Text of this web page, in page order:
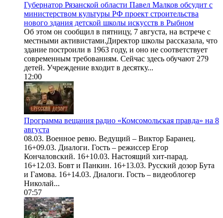
Губернатор Рязанской области Павел Малков обсудит с
министерством культуры РФ проект строительства
нового здания детской школы искусств в Рыбном
Об этом он сообщил в пятницу, 7 августа, на встрече с
местными активистами.Директор школы рассказала, что
здание построили в 1963 году, и оно не соответствует
современным требованиям. Сейчас здесь обучают 279
детей. Учреждение входит в десятку...
12:00
Программа вещания радио «Комсомольская правда» на 8
августа
08.03. Военное ревю. Ведущий – Виктор Баранец.
16+09.03. Диалоги. Гость – режиссер Егор
Кончаловский. 16+10.03. Настоящий хит-парад.
16+12.03. Бовт и Панкин. 16+13.03. Русский дозор Бута
и Гамова. 16+14.03. Диалоги. Гость – видеоблогер
Николай...
07:57